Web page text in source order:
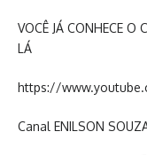
VOCÊ JÁ CONHECE O
LÁ
https://
Canal ENILSON